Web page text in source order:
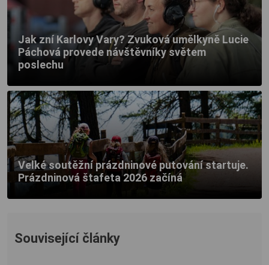
Jak zní Karlovy Vary? Zvuková umělkyně Lucie
Páchová provede návštěvníky světem
poslechu
Velké soutěžní prázdninové putování startuje.
Prázdninová štafeta 2026 začíná
Související články